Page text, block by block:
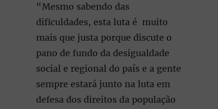
“Mesmo sabendo das
dificuldades, esta luta é muito
mais que justa porque discute o
pano de fundo da desigualdade
social e regional do país e a gente
sempre estará junto na luta em
defesa dos direitos da população